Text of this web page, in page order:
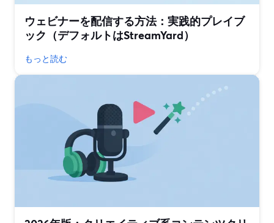
ウェビナーを配信する方法：実践的プレイブ
ック（デフォルトはStreamYard）
もっと読む